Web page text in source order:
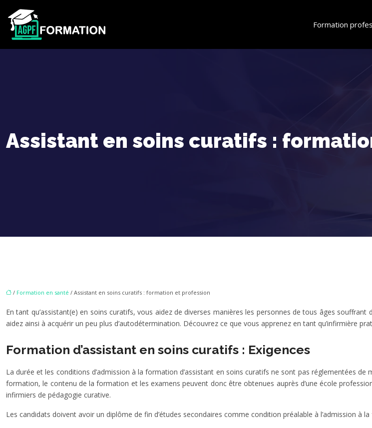
Formation
Assistant en soins curatifs :
/ Formation en santé / Assistant en soins curatifs : formation et profession
En tant qu’assistant(e) en soins curatifs, vous aidez de diverses manières les personnes de tous âges
aidez ainsi à acquérir un peu plus d’autodétermination. Découvrez ce que vous apprenez en tant qu’infirmière
Formation d’assistant en soins curatifs : Exigences
La durée et les conditions d’admission à la formation d’assistant en soins curatifs ne sont pas réglementées
formation, le contenu de la formation et les examens peuvent donc être obtenues auprès d’une école
infirmiers de pédagogie curative.
Les candidats doivent avoir un diplôme de fin d’études secondaires comme condition préalable à l’admission